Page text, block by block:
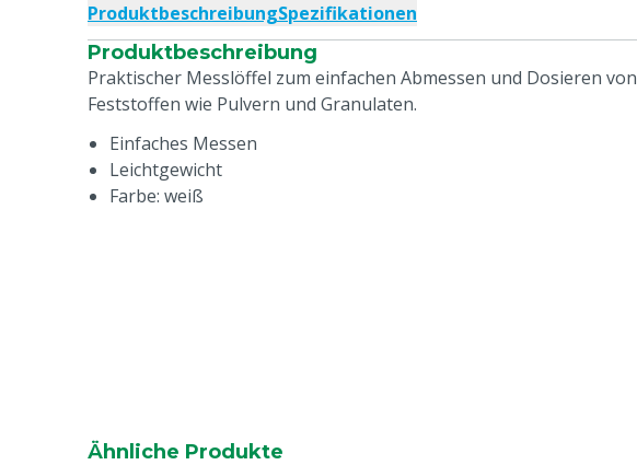
ProduktbeschreibungSpezifikationen
Produktbeschreibung
Praktischer Messlöffel zum einfachen Abmessen und Dosieren von
Feststoffen wie Pulvern und Granulaten.
Einfaches Messen
Leichtgewicht
Farbe: weiß
Ähnliche Produkte